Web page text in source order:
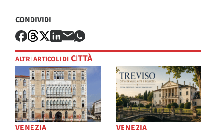
CONDIVIDI
ALTRI ARTICOLI DI CITTÀ
VENEZIA VENEZIA